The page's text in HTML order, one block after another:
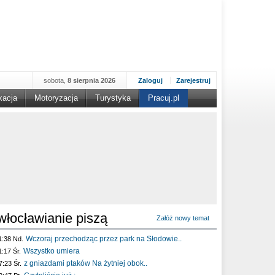
Zaloguj Zarejestruj
sobota, 8 sierpnia 2026
Motoryzacja Turystyka Pracuj.pl
piszą Załóż nowy temat
Nd. Wczoraj przechodząc przez park na Słodowie..
Śr. Wszystko umiera
Śr. z gniazdami ptaków Na żytniej obok..